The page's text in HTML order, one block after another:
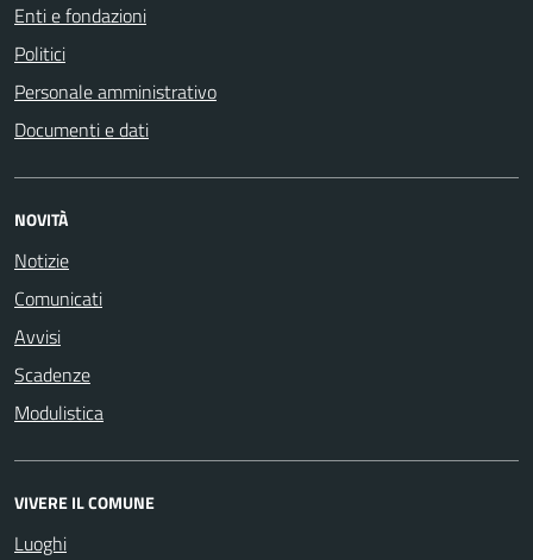
Enti e fondazioni
Politici
Personale amministrativo
Documenti e dati
NOVITÀ
Notizie
Comunicati
Avvisi
Scadenze
Modulistica
VIVERE IL COMUNE
Luoghi